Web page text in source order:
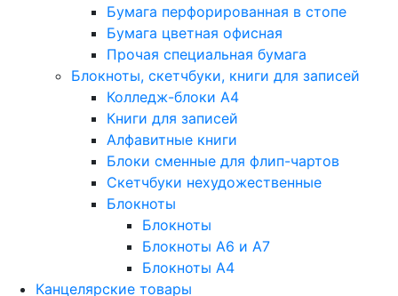
Бумага перфорированная в стопе
Бумага цветная офисная
Прочая специальная бумага
Блокноты, скетчбуки, книги для записей
Колледж-блоки А4
Книги для записей
Алфавитные книги
Блоки сменные для флип-чартов
Скетчбуки нехудожественные
Блокноты
Блокноты
Блокноты A6 и A7
Блокноты A4
Канцелярские товары